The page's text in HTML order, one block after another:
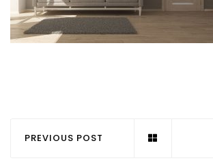
PREVIOUS POST